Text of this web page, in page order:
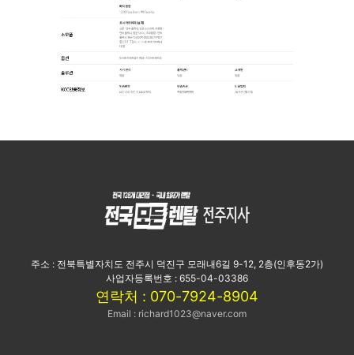
주소 : 전북특별자치도 전주시 덕진구 모래내6길 9-12, 2층(인후동2가)
사업자등록번호 : 655-04-03386
연락처 : 070-7924-8904
Email : richard1023@naver.com